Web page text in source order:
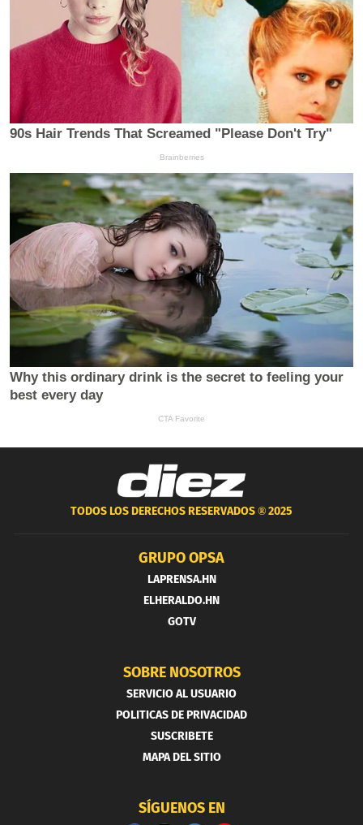
TODOS LOS DERECHOS RESERVADOS ®2025
GRUPO OPSA
LAPRENSA.HN
ELHERALDO.HN
GOTV
SOBRE NOSOTROS
SERVICIO AL USUARIO
POLITICAS DE PRIVACIDAD
SUSCRIBETE
MAPA DEL SITIO
SÍGUENOS EN